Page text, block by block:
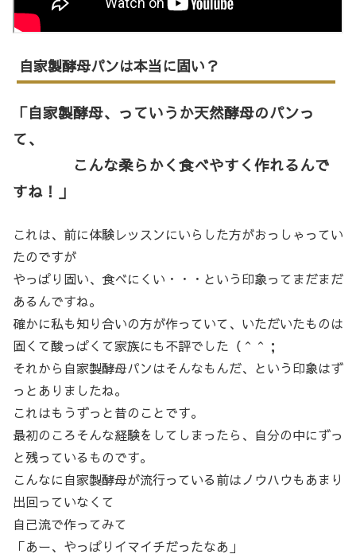
自家製酵母パンは本当に固い？
「自家製酵母、っていうか天然酵母のパンっ
て、
こんな柔らかく食べやすく作れるんで
すね！」
これは、前に体験レッスンにいらした方がおっしゃってい
たのですが
やっぱり固い、食べにくい・・・という印象ってまだまだ
あるんですね。
確かに私も知り合いの方が作っていて、いただいたものは
固くて酸っぱくて家族にも不評でした（＾＾；
それから自家製酵母パンはそんなもんだ、という印象はず
っとありましたね。
これはもうずっと昔のことです。
最初のころそんな経験をしてしまったら、自分の中にずっ
と残っているものです。
こんなに自家製酵母が流行っている前はノウハウもあまり
出回っていなくて
自己流で作ってみて
「あー、やっぱりイマイチだったなあ」